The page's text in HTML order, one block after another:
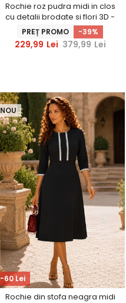
Rochie roz pudra midi in clos
cu detalii brodate si flori 3D -
StarShinerS
PREȚ PROMO -39%
229,99 Lei 379,99 Lei
-60 Lei
NOU
Rochie din stofa neagra midi